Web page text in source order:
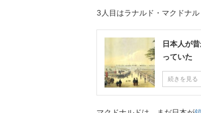
3人目はラナルド・マクドナル
日本人が
っていた
続きを見る